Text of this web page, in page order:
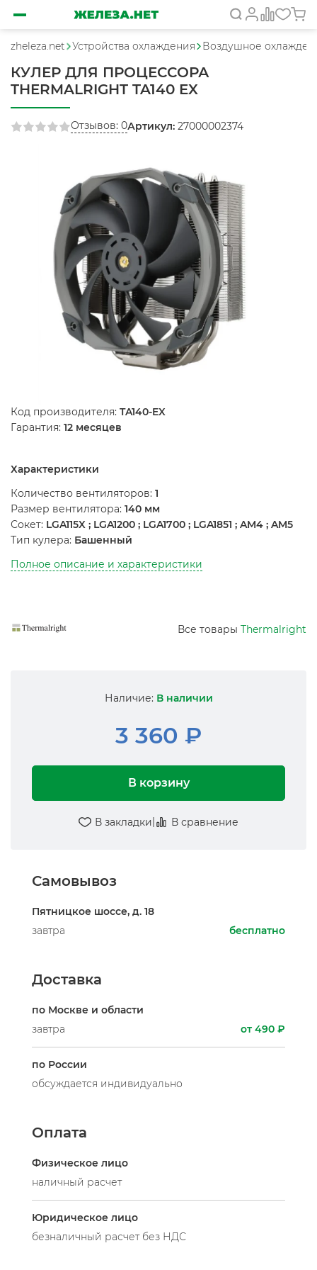
zheleza.net Устройства охлаждения Воздушное
КУЛЕР ДЛЯ ПРОЦЕССОРА
THERMALRIGHT TA140 EX
Отзывов: 0Артикул: 27000002374
Код производителя: TA140-EX
Гарантия: 12 месяцев
Характеристики
Количество вентиляторов: 1
Размер вентилятора: 140 мм
Сокет: LGA115X ; LGA1200 ; LGA1700 ; LGA1851 ; AM4 ; AM5
Тип кулера: Башенный
Полное описание и характеристики
Все товары Thermalright
Наличие: В наличии
3 360 ₽
В корзину
В закладки| В сравнение
Самовывоз
Пятницкое шоссе, д. 18
завтра
бесплатно
Доставка
по Москве и области
завтра
от 490 ₽
по России
обсуждается индивидуально
Оплата
Физическое лицо
наличный расчет
Юридическое лицо
безналичный расчет без НДС